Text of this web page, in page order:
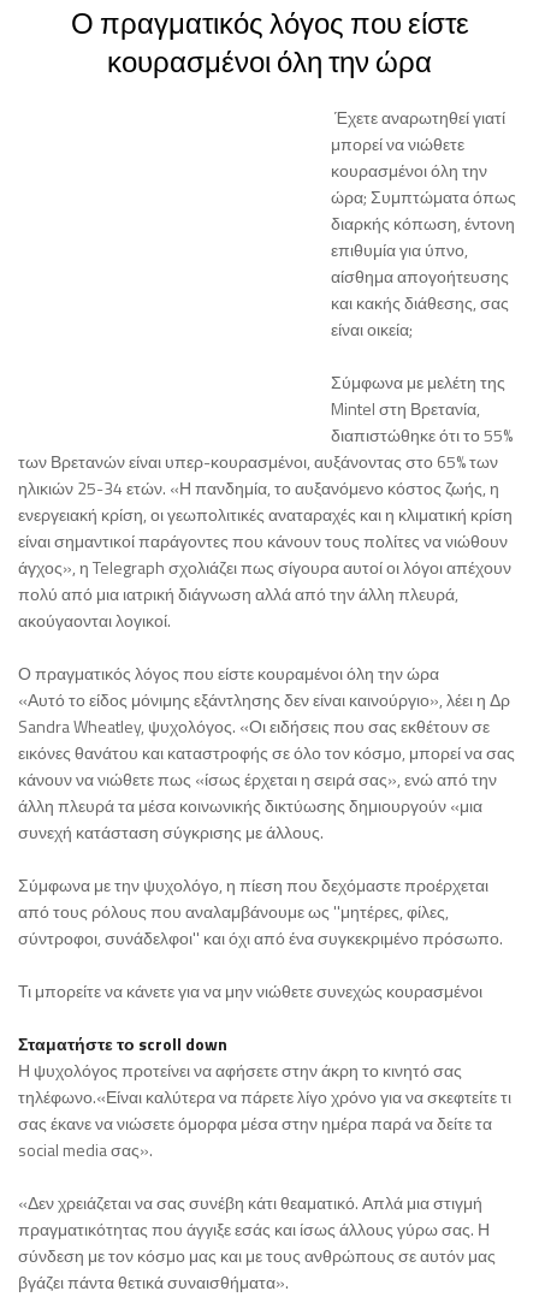
Ο πραγματικός λόγος που είστε
κουρασμένοι όλη την ώρα
Έχετε αναρωτηθεί γιατί
μπορεί να νιώθετε
κουρασμένοι όλη την
ώρα; Συμπτώματα όπως
διαρκής κόπωση, έντονη
επιθυμία για ύπνο,
αίσθημα απογοήτευσης
και κακής διάθεσης, σας
είναι οικεία;
Σύμφωνα με μελέτη της
Mintel στη Βρετανία,
διαπιστώθηκε ότι το 55%
των Βρετανών είναι υπερ-κουρασμένοι, αυξάνοντας στο 65% των
ηλικιών 25-34 ετών. «Η πανδημία, το αυξανόμενο κόστος ζωής, η
ενεργειακή κρίση, οι γεωπολιτικές αναταραχές και η κλιματική κρίση
είναι σημαντικοί παράγοντες που κάνουν τους πολίτες να νιώθουν
άγχος», η Telegraph σχολιάζει πως σίγουρα αυτοί οι λόγοι απέχουν
πολύ από μια ιατρική διάγνωση αλλά από την άλλη πλευρά,
ακούγαονται λογικοί.
Ο πραγματικός λόγος που είστε κουραμένοι όλη την ώρα
«Αυτό το είδος μόνιμης εξάντλησης δεν είναι καινούργιο», λέει η Δρ
Sandra Wheatley, ψυχολόγος. «Οι ειδήσεις που σας εκθέτουν σε
εικόνες θανάτου και καταστροφής σε όλο τον κόσμο, μπορεί να σας
κάνουν να νιώθετε πως «ίσως έρχεται η σειρά σας», ενώ από την
άλλη πλευρά τα μέσα κοινωνικής δικτύωσης δημιουργούν «μια
συνεχή κατάσταση σύγκρισης με άλλους.
Σύμφωνα με την ψυχολόγο, η πίεση που δεχόμαστε προέρχεται
από τους ρόλους που αναλαμβάνουμε ως ''μητέρες, φίλες,
σύντροφοι, συνάδελφοι'' και όχι από ένα συγκεκριμένο πρόσωπο.
Τι μπορείτε να κάνετε για να μην νιώθετε συνεχώς κουρασμένοι
Σταματήστε το scroll down
Η ψυχολόγος προτείνει να αφήσετε στην άκρη το κινητό σας
τηλέφωνο.«Είναι καλύτερα να πάρετε λίγο χρόνο για να σκεφτείτε τι
σας έκανε να νιώσετε όμορφα μέσα στην ημέρα παρά να δείτε τα
social media σας».
«Δεν χρειάζεται να σας συνέβη κάτι θεαματικό. Απλά μια στιγμή
πραγματικότητας που άγγιξε εσάς και ίσως άλλους γύρω σας. Η
σύνδεση με τον κόσμο μας και με τους ανθρώπους σε αυτόν μας
βγάζει πάντα θετικά συναισθήματα».